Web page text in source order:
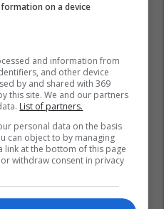
on a device
and information from
and other device
by and shared with 369
this site. We and our partners
List of partners.
personal data on the basis
can object to by managing
at the bottom of this page
withdraw consent in privacy